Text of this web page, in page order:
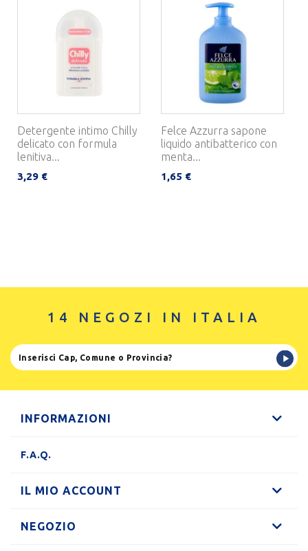
Detergente intimo Chilly
delicato con formula
lenitiva...
3,29 €
Felce Azzurra sapone
liquido antibatterico con
menta...
1,65 €
14 NEGOZI IN ITALIA
INFORMAZIONI
F.A.Q.
IL MIO ACCOUNT
NEGOZIO